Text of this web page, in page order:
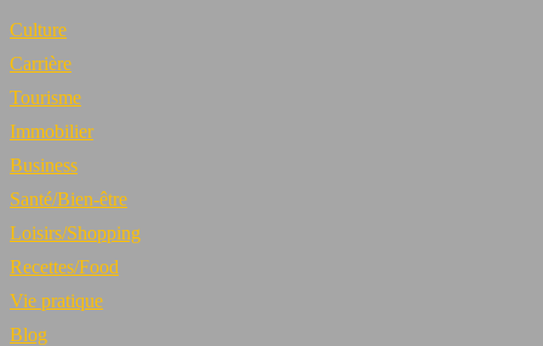
Culture
Carrière
Tourisme
Immobilier
Business
Santé/Bien-être
Loisirs/Shopping
Recettes/Food
Vie pratique
Blog